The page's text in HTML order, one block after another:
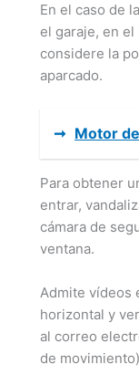
En el caso de
el garaje, en
considere la
aparcado.
➞ Motor
Para obtener
entrar,
cámara de
ventana.
Admite vídeos
horizontal y
al correo
de